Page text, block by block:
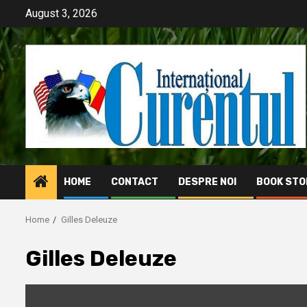
content
August 3, 2026
HOME CONTACT DESPRE NOI BOOK
Home Gilles Deleuze
Gilles Deleuze